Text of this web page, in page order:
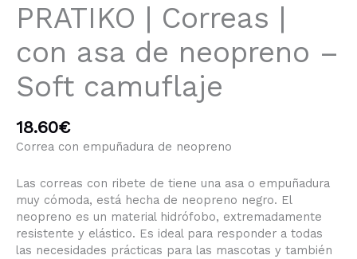
PRATIKO | Correas |
con asa de neopreno –
Soft camuflaje
18.60€
Correa con empuñadura de neopreno
Las correas con ribete de tiene una asa o empuñadura
muy cómoda, está hecha de neopreno negro. El
neopreno es un material hidrófobo, extremadamente
resistente y elástico. Es ideal para responder a todas
las necesidades prácticas para las mascotas y también